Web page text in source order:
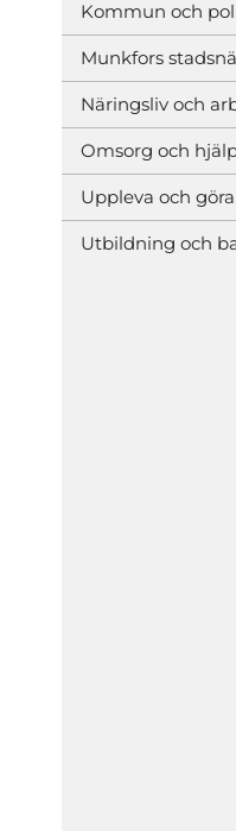
Kommun och
Munkfors
Näringsliv och
Omsorg och
Uppleva och göra
Utbildning och